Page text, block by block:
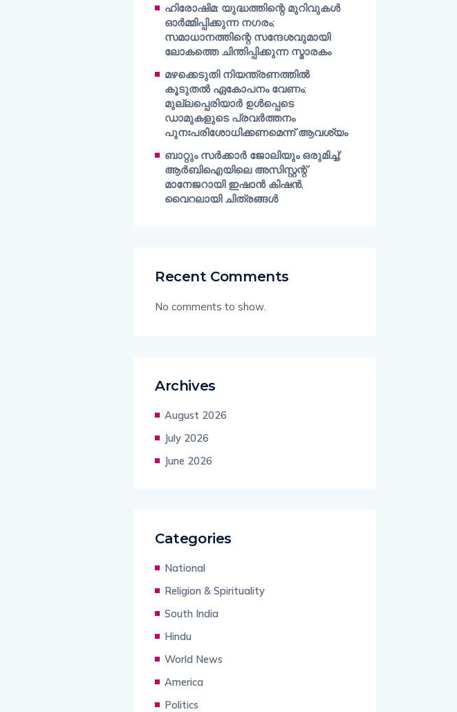
ഹിരോഷിമ: യുദ്ധത്തിന്റെ മുറിവുകൾ
ഓർമ്മിപ്പിക്കുന്ന നഗരം;
സമാധാനത്തിന്റെ സന്ദേശവുമായി
ലോകത്തെ ചിന്തിപ്പിക്കുന്ന സ്മാരകം
മഴക്കെടുതി നിയന്ത്രണത്തിൽ
കൂടുതൽ ഏകോപനം വേണം;
മുല്ലപ്പെരിയാർ ഉൾപ്പെടെ
ഡാമുകളുടെ പ്രവർത്തനം
പുനഃപരിശോധിക്കണമെന്ന് ആവശ്യം
ബാറ്റും സർക്കാർ ജോലിയും ഒരുമിച്ച്;
ആർബിഐയിലെ അസിസ്റ്റന്റ്
മാനേജറായി ഇഷാൻ കിഷൻ,
വൈറലായി ചിത്രങ്ങൾ
Recent Comments
No comments to show.
Archives
August 2026
July 2026
June 2026
Categories
National
Religion & Spirituality
South India
Hindu
World News
America
Politics